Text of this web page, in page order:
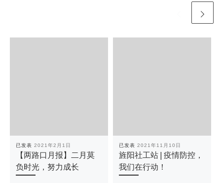
已发表 2021年2月1日
【两路口月报】二月莫
负时光，努力成长
已发表 2021年11月10日
旌阳社工站 | 疫情防控，
我们在行动！